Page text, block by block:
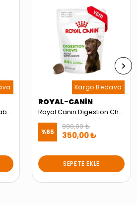
Move Kedi & Köpek Arabası Gri - 15 kg Kapasiteli Şık ve Konforlu Puset
Kargo Bedava
ROYAL-CANİN
Royal Canin Digestion Chews Yetişkin Köpekler İçin Sindirim Sistemini Destekleyen Tamamlayıcı Ödül Maması 160g
%65
990,00 ₺
350,00 ₺
SEPETE EKLE